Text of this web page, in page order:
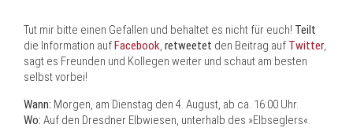
Tut mir bitte einen Gefallen und behaltet es nicht für euch! Teilt
die Information aufFacebook, retweetet den Beitrag auf Twitter,
sagt es Freunden und Kollegen weiter und schaut am besten
selbst vorbei!
Wann: Morgen, am Dienstag den 4. August, ab ca. 16:00 Uhr.
Wo: Auf den Dresdner Elbwiesen, unterhalb des »Elbseglers«.